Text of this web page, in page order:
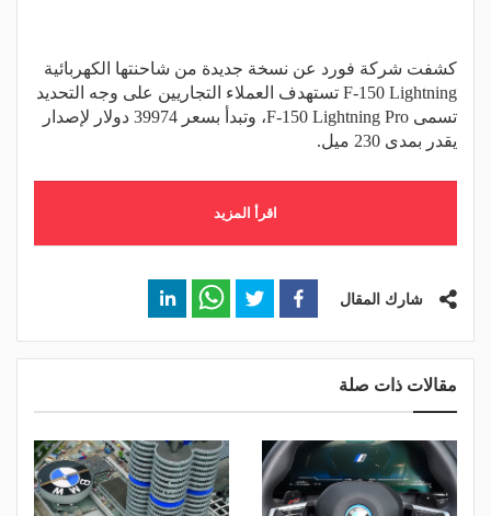
كشفت شركة فورد عن نسخة جديدة من شاحنتها الكهربائية
F-150 Lightning تستهدف العملاء التجاريين على وجه التحديد
تسمى F-150 Lightning Pro، وتبدأ بسعر 39974 دولار لإصدار
يقدر بمدى 230 ميل.
اقرأ المزيد
شارك المقال
مقالات ذات صلة